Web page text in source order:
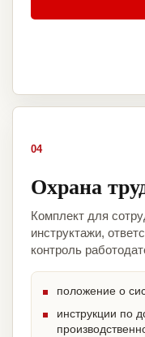
04
Охрана
Комплект для
инструктажи,
контроль
положение о
инструкции по